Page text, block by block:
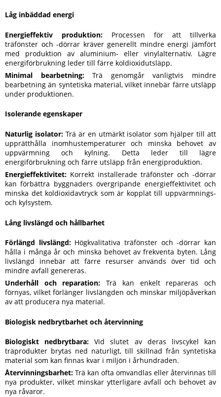
Låg inbäddad energi
Energieffektiv produktion: Processen för att tillverka
träfönster och -dörrar kräver generellt mindre energi jämfört
med produktion av aluminium- eller vinylalternativ. Lägre
energiförbrukning leder till färre koldioxidutsläpp.
Minimal bearbetning:Trä genomgår vanligtvis mindre
bearbetning än syntetiska material, vilket innebär färre utsläpp
under produktionen.
Isolerande egenskaper
Naturlig isolator:Trä är en utmärkt isolator som hjälper till att
upprätthålla inomhustemperaturer och minska behovet av
uppvärmning och kylning. Detta leder till lägre
energiförbrukning och färre utsläpp från energiproduktion.
Energieffektivitet: Korrekt installerade träfönster och -dörrar
kan förbättra byggnaders övergripande energieffektivitet och
minska det koldioxidavtryck som är kopplat till uppvärmnings-
och kylsystem.
Lång livslängd och hållbarhet
Förlängd livslängd:Högkvalitativa träfönster och -dörrar kan
hålla i många år och minska behovet av frekventa byten. Lång
livslängd innebär att färre resurser används över tid och
mindre avfall genereras.
Underhåll och reparation: Trä kan enkelt repareras och
förnyas, vilket förlänger livslängden och minskar miljöpåverkan
av att producera nya material.
Biologisk nedbrytbarhet och återvinning
Biologiskt nedbrytbara: Vid slutet av deras livscykel kan
träprodukter brytas ned naturligt, till skillnad från syntetiska
material som kan finnas kvar i miljön i århundraden.
Återvinningsbarhet: Trä kan ofta omvandlas eller återvinnas till
nya produkter, vilket minskar ytterligare avfall och behovet av
nya råvaror.